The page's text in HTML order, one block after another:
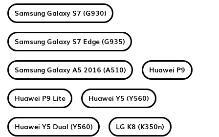
Samsung Galaxy S7 (G930)
Samsung Galaxy S7 Edge (G935)
Samsung Galaxy A5 2016 (A510) Huawei P9
Huawei P9 Lite Huawei Y5 (Y560)
Huawei Y5 Dual (Y560) LG K8 (K350n)